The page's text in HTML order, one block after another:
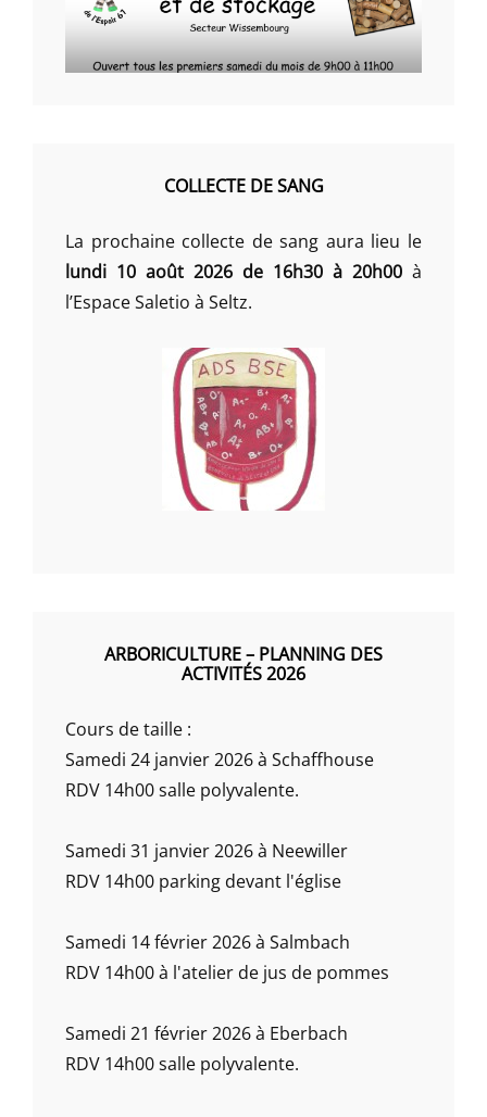
COLLECTE DE SANG
La prochaine collecte de sang aura lieu le
lundi 10 août 2026 de 16h30 à 20h00 à
l’Espace Saletio à Seltz.
ARBORICULTURE – PLANNING DES
ACTIVITÉS 2026
Cours de taille :
Samedi 24 janvier 2026 à Schaffhouse
RDV 14h00 salle polyvalente.
Samedi 31 janvier 2026 à Neewiller
RDV 14h00 parking devant l'église
Samedi 14 février 2026 à Salmbach
RDV 14h00 à l'atelier de jus de pommes
Samedi 21 février 2026 à Eberbach
RDV 14h00 salle polyvalente.